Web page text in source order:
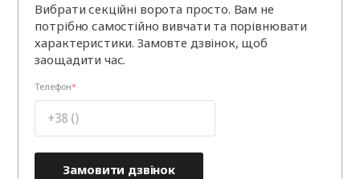
Вибрати секційні ворота просто. Вам не
потрібно самостійно вивчати та порівнювати
характеристики. Замовте дзвінок, щоб
заощадити час.
Телефон
Замовити дзвінок